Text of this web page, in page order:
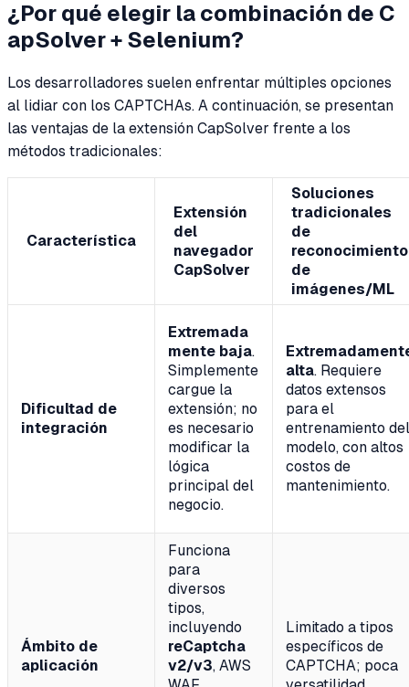
¿Por qué elegir la combinación de C
apSolver + Selenium?
Los desarrolladores suelen enfrentar múltiples opciones
al lidiar con los CAPTCHAs. A continuación, se presentan
las ventajas de la extensión CapSolver frente a los
métodos tradicionales:
Característica
Extensión
del
navegador
CapSolver
Soluciones
tradicionales
de
reconocimiento
de
imágenes/ML
Dificultad de
integración
Extremada
mente baja.
Simplemente
cargue la
extensión; no
es necesario
modificar la
lógica
principal del
negocio.
alta. Requiere
datos extensos
para el
entrenamiento del
modelo, con altos
costos de
mantenimiento.
Ámbito de
aplicación
Funciona
para
diversos
tipos,
incluyendo
reCaptcha
v2/v3, AWS
Limitado a tipos
específicos de
CAPTCHA; poca